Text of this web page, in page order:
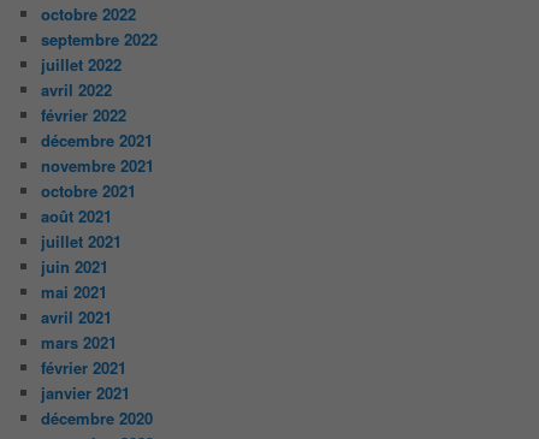
octobre 2022
septembre 2022
juillet 2022
avril 2022
février 2022
décembre 2021
novembre 2021
octobre 2021
août 2021
juillet 2021
juin 2021
mai 2021
avril 2021
mars 2021
février 2021
janvier 2021
décembre 2020